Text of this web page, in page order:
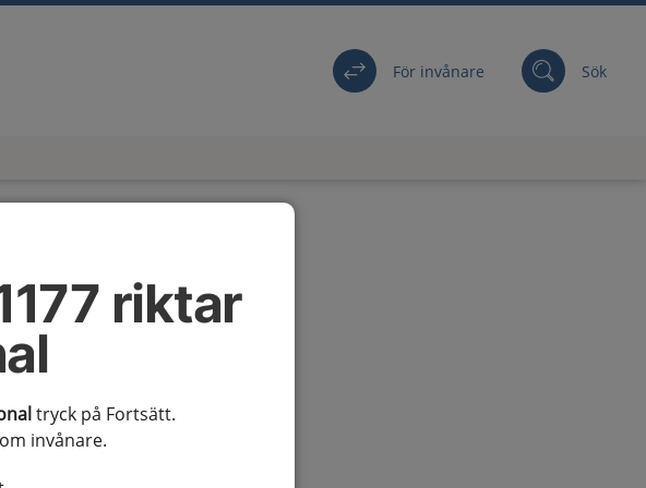
riktar
tryck på Fortsätt.
invånare.
För invånare Sök
för